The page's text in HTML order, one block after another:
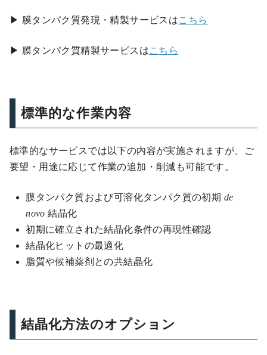
▶ 膜タンパク質発現・精製サービスはこちら
▶ 膜タンパク質精製サービスはこちら
標準的な作業内容
標準的なサービスでは以下の内容が実施されますが、ご
要望・用途に応じて作業の追加・削減も可能です。
膜タンパク質および可溶化タンパク質の初期 de
novo 結晶化
初期に確立された結晶化条件の再現性確認
結晶化ヒットの最適化
脂質や候補薬剤との共結晶化
結晶化方法のオプション